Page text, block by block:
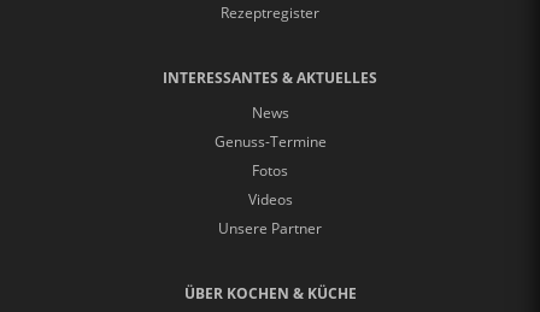
Rezeptregister
INTERESSANTES & AKTUELLES
News
Genuss-Termine
Fotos
Videos
Unsere Partner
ÜBER KOCHEN & KÜCHE